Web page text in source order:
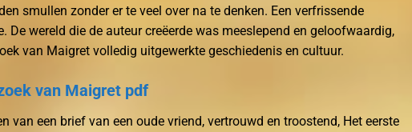
smullen zonder er te veel over na te denken. Een verfrissende
De wereld die de auteur creëerde was meeslepend en geloofwaardig,
van Maigret volledig uitgewerkte geschiedenis en cultuur.
van Maigret pdf
van een brief van een oude vriend, vertrouwd en troostend, Het eerste